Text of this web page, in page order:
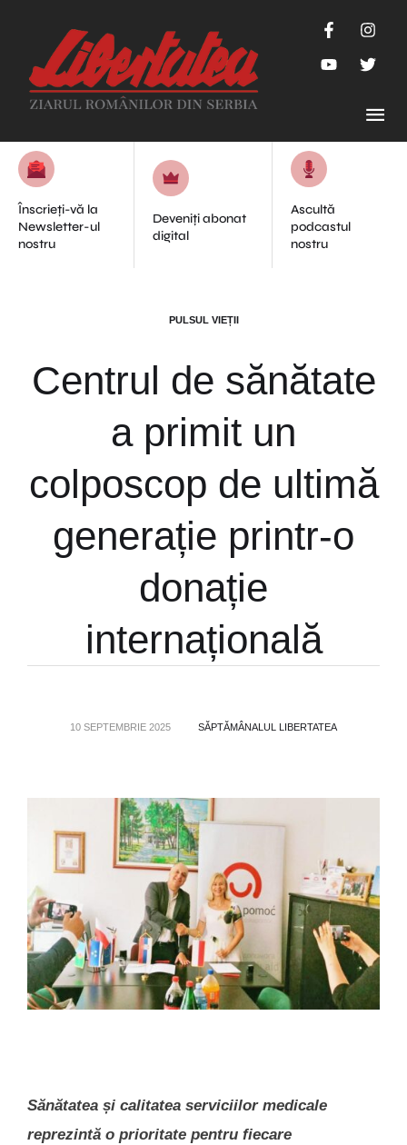
Înscrieți-vă la
Newsletter-ul
nostru
Deveniți abonat
digital
Ascultă
podcastul
nostru
PULSUL VIEȚII
Centrul de sănătate
a primit un
colposcop de ultimă
generație printr-o
donație
internațională
10 SEPTEMBRIE 2025 SĂPTĂMÂNALUL LIBERTATEA
Sănătatea și calitatea serviciilor medicale
reprezintă o prioritate pentru fiecare